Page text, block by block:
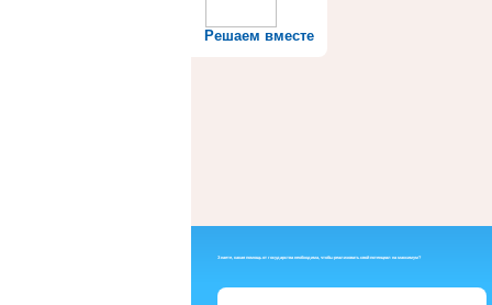
Решаем вместе
Знаете, какая помощь от государства необходима, чтобы реализовать свой потенциал на максимум?